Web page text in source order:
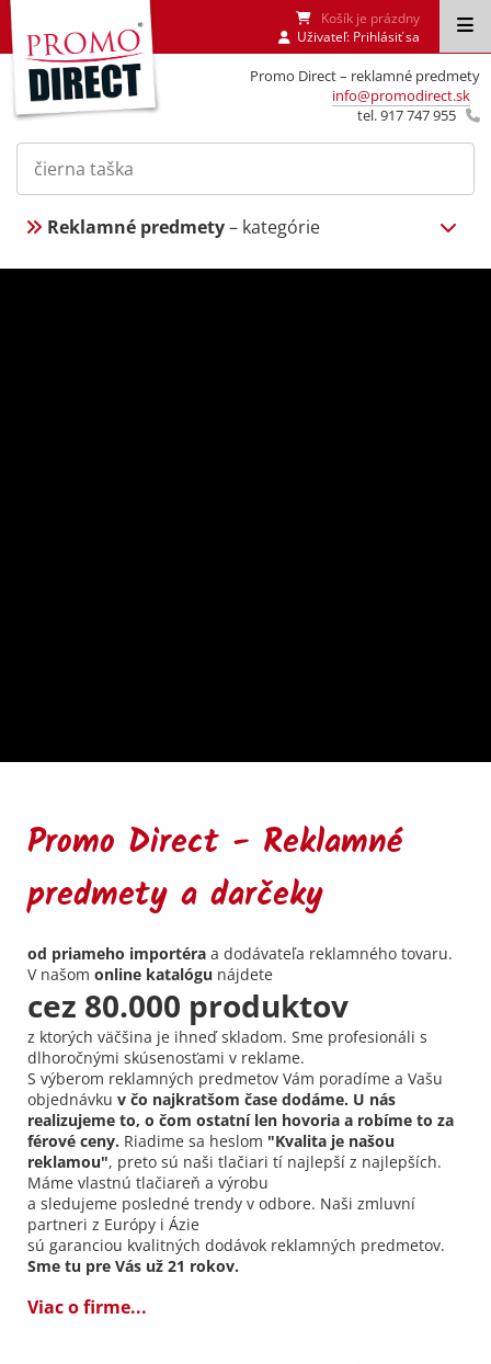
Promo Direct – reklamné predmety
info@promodirect.sk
tel. 917 747 955
Košík je prázdny
Uživateľ: Prihlásiť sa
Reklamné predmety– kategórie
Promo Direct - Reklamné
predmety a darčeky
od priameho importéra a dodávateľa reklamného tovaru.
V našom online katalógu nájdete
cez 80.000 produktov
z ktorých väčšina je ihneď skladom. Sme profesionáli s
dlhoročnými skúsenosťami v reklame.
S výberom reklamných predmetov Vám poradíme a Vašu
objednávku v čo najkratšom čase dodáme. U nás
realizujeme to, o čom ostatní len hovoria a robíme to za
férové ceny. Riadime sa heslom "Kvalita je našou
reklamou", preto sú naši tlačiari tí najlepší z najlepších.
Máme vlastnú tlačiareň a výrobu
a sledujeme posledné trendy v odbore. Naši zmluvní
partneri z Európy i Ázie
sú garanciou kvalitných dodávok reklamných predmetov.
Sme tu pre Vás už 21 rokov.
Viac o firme...